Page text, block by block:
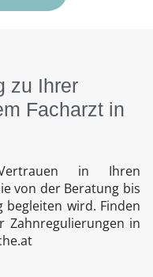
zu Ihrer
Facharzt in
in Ihren
von der Beratung bis
begleiten wird. Finden
Zahnregulierungen in